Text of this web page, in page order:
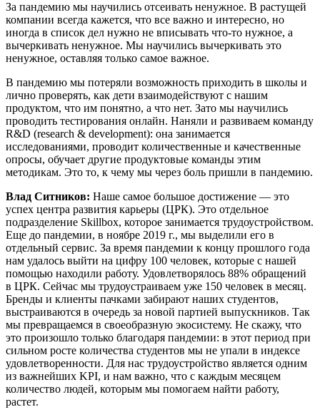
За пандемию мы научились отсеивать ненужное. В растущей
компании всегда кажется, что все важно и интересно, но
иногда в список дел нужно не вписывать что-то нужное, а
вычеркивать ненужное. Мы научились вычеркивать это
ненужное, оставляя только самое важное.
В пандемию мы потеряли возможность приходить в школы и
лично проверять, как дети взаимодействуют с нашим
продуктом, что им понятно, а что нет. Зато мы научились
проводить тестирования онлайн. Наняли и развиваем команду
R&D (research & development): она занимается
исследованиями, проводит количественные и качественные
опросы, обучает другие продуктовые команды этим
методикам. Это то, к чему мы через боль пришли в пандемию.
Влад Ситников: Наше самое большое достижение — это
успех центра развития карьеры (ЦРК). Это отдельное
подразделение Skillbox, которое занимается трудоустройством.
Еще до пандемии, в ноябре 2019 г., мы выделили его в
отдельный сервис. За время пандемии к концу прошлого года
нам удалось выйти на цифру 100 человек, которые с нашей
помощью находили работу. Удовлетворялось 88% обращений
в ЦРК. Сейчас мы трудоустраиваем уже 150 человек в месяц.
Бренды и клиенты пачками забирают наших студентов,
выстраиваются в очередь за новой партией выпускников. Так
мы превращаемся в своеобразную экосистему. Не скажу, что
это произошло только благодаря пандемии: в этот период при
сильном росте количества студентов мы не упали в индексе
удовлетворенности. Для нас трудоустройство является одним
из важнейших KPI, и нам важно, что с каждым месяцем
количество людей, которым мы помогаем найти работу,
растет.